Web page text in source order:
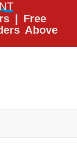
| Free
Above